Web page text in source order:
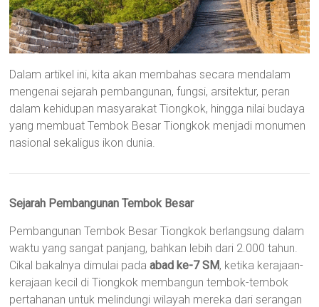
Dalam artikel ini, kita akan membahas secara mendalam
mengenai sejarah pembangunan, fungsi, arsitektur, peran
dalam kehidupan masyarakat Tiongkok, hingga nilai budaya
yang membuat Tembok Besar Tiongkok menjadi monumen
nasional sekaligus ikon dunia.
Sejarah Pembangunan Tembok Besar
Pembangunan Tembok Besar Tiongkok berlangsung dalam
waktu yang sangat panjang, bahkan lebih dari 2.000 tahun.
Cikal bakalnya dimulai padaabad ke-7 SM, ketika kerajaan-
kerajaan kecil di Tiongkok membangun tembok-tembok
pertahanan untuk melindungi wilayah mereka dari serangan